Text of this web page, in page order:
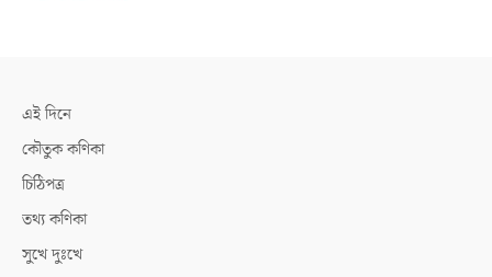
এই দিনে
কৌতুক কণিকা
চিঠিপত্র
তথ্য কণিকা
সুখে দুঃখে